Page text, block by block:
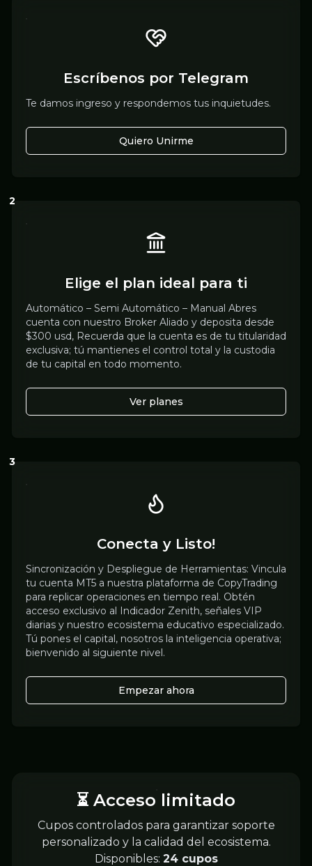
Escríbenos por Telegram
Te damos ingreso y respondemos tus inquietudes.
Quiero Unirme
2
Elige el plan ideal para ti
Automático – Semi Automático – Manual Abres
cuenta con nuestro Broker Aliado y deposita desde
$300 usd, Recuerda que la cuenta es de tu titularidad
exclusiva; tú mantienes el control total y la custodia
de tu capital en todo momento.
Ver planes
3
Conecta y Listo!
Sincronización y Despliegue de Herramientas: Vincula
tu cuenta MT5 a nuestra plataforma de CopyTrading
para replicar operaciones en tiempo real. Obtén
acceso exclusivo al Indicador Zenith, señales VIP
diarias y nuestro ecosistema educativo especializado.
Tú pones el capital, nosotros la inteligencia operativa;
bienvenido al siguiente nivel.
Empezar ahora
⏳ Acceso limitado
Cupos controlados para garantizar soporte
personalizado y la calidad del ecosistema.
Disponibles: 24 cupos